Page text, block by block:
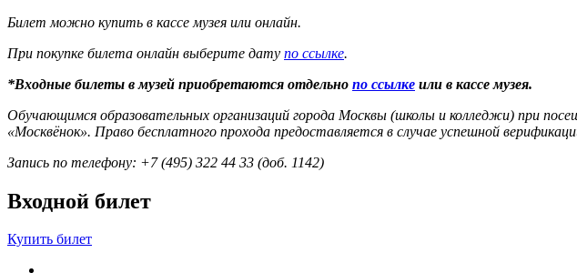
Билет можно купить в кассе музея или онлайн.
При покупке билета онлайн выберите дату по ссылке.
*Входные билеты в музей приобретаются отдельно по ссылке или в кассе музея.
Обучающимся образовательных организаций города Москвы (школы и колледжи) при
«Москвёнок». Право бесплатного прохода предоставляется в случае успешной
Запись по телефону: +7 (495) 322 44 33 (доб. 1142)
Входной билет
Купить билет